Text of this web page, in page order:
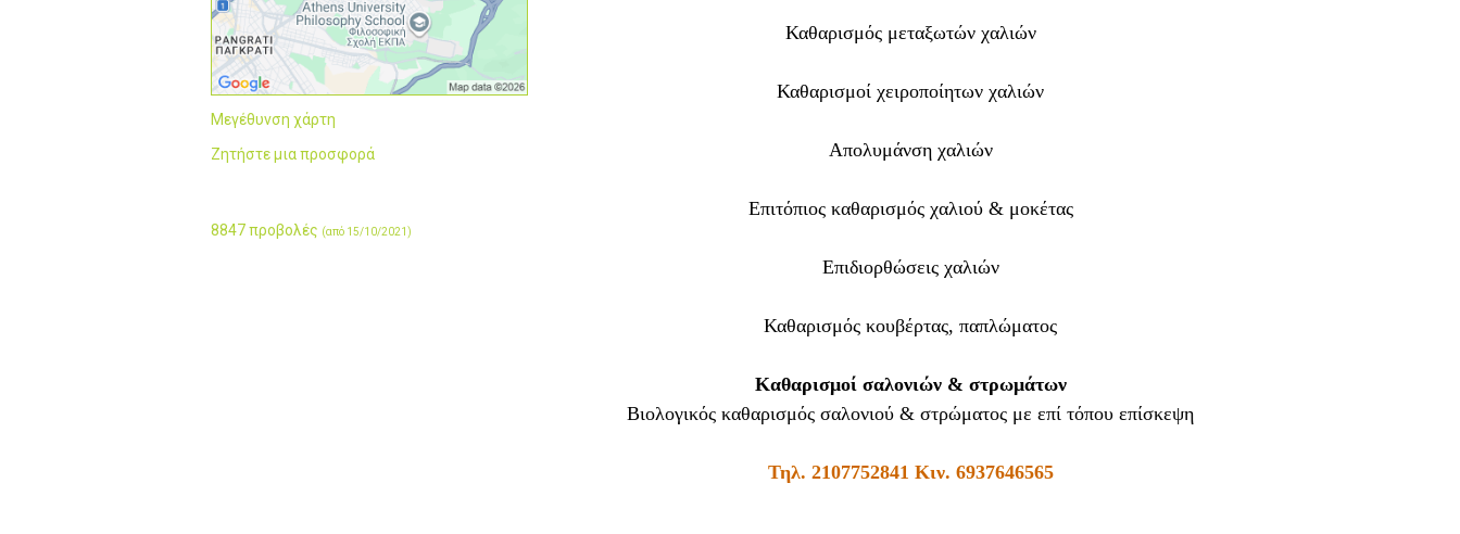
Μεγέθυνση χάρτη
Ζητήστε μια προσφορά
8847 προβολές (από 15/10/2021)
Καθαρισμός μεταξωτών χαλιών
Καθαρισμοί χειροποίητων χαλιών
Απολυμάνση χαλιών
Επιτόπιος καθαρισμός χαλιού & μοκέτας
Επιδιορθώσεις χαλιών
Καθαρισμός κουβέρτας, παπλώματος
Καθαρισμοί σαλονιών & στρωμάτων
Βιολογικός καθαρισμός σαλονιού & στρώματος με επί τόπου επίσκεψη
Τηλ. 2107752841 Κιν. 6937646565